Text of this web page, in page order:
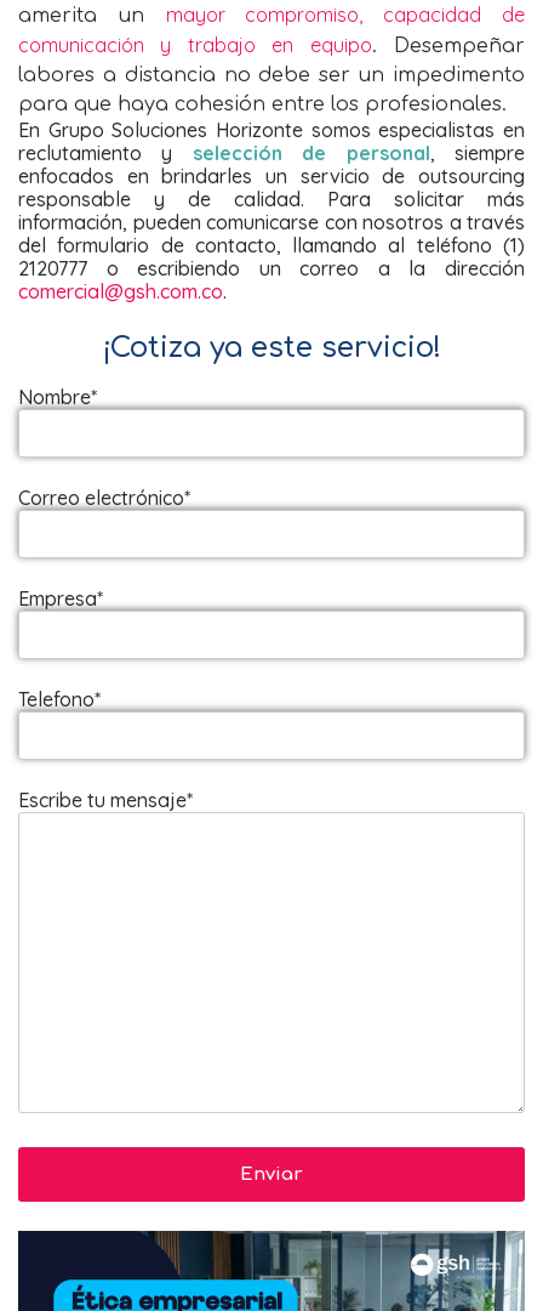
amerita un mayor compromiso, capacidad de
comunicación y trabajo en equipo. Desempeñar
labores a distancia no debe ser un impedimento
para que haya cohesión entre los profesionales.
En Grupo Soluciones Horizonte somos especialistas en
reclutamiento y selección de personal, siempre
enfocados en brindarles un servicio de outsourcing
responsable y de calidad. Para solicitar más
información, pueden comunicarse con nosotros a través
del formulario de contacto, llamando al teléfono (1)
2120777 o escribiendo un correo a la dirección
comercial@gsh.com.co.
¡Cotiza ya este servicio!
Nombre*
Correo electrónico*
Empresa*
Telefono*
Escribe tu mensaje*